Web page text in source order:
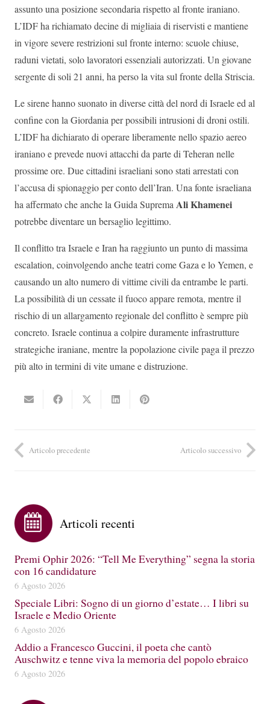
assunto una posizione secondaria rispetto al fronte iraniano.
L’IDF ha richiamato decine di migliaia di riservisti e mantiene
in vigore severe restrizioni sul fronte interno: scuole chiuse,
raduni vietati, solo lavoratori essenziali autorizzati. Un giovane
sergente di soli 21 anni, ha perso la vita sul fronte della Striscia.
Le sirene hanno suonato in diverse città del nord di Israele ed al
confine con la Giordania per possibili intrusioni di droni ostili.
L’IDF ha dichiarato di operare liberamente nello spazio aereo
iraniano e prevede nuovi attacchi da parte di Teheran nelle
prossime ore. Due cittadini israeliani sono stati arrestati con
l’accusa di spionaggio per conto dell’Iran. Una fonte israeliana
ha affermato che anche la Guida Suprema Ali Khamenei
potrebbe diventare un bersaglio legittimo.
Il conflitto tra Israele e Iran ha raggiunto un punto di massima
escalation, coinvolgendo anche teatri come Gaza e lo Yemen, e
causando un alto numero di vittime civili da entrambe le parti.
La possibilità di un cessate il fuoco appare remota, mentre il
rischio di un allargamento regionale del conflitto è sempre più
concreto. Israele continua a colpire duramente infrastrutture
strategiche iraniane, mentre la popolazione civile paga il prezzo
più alto in termini di vite umane e distruzione.
Articolo precedente Articolo successivo
Articoli recenti
Premi Ophir 2026: “Tell Me Everything” segna la storia
con 16 candidature
6 Agosto 2026
Speciale Libri: Sogno di un giorno d’estate… I libri su
Israele e Medio Oriente
6 Agosto 2026
Addio a Francesco Guccini, il poeta che cantò
Auschwitz e tenne viva la memoria del popolo ebraico
6 Agosto 2026